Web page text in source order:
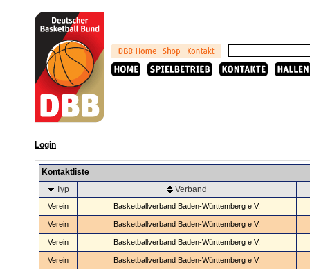
Login
Kontaktliste
Typ
Verband
Verein Basketballverband Baden-Württemberg e.V.
Verein Basketballverband Baden-Württemberg e.V.
Verein Basketballverband Baden-Württemberg e.V.
Verein Basketballverband Baden-Württemberg e.V.